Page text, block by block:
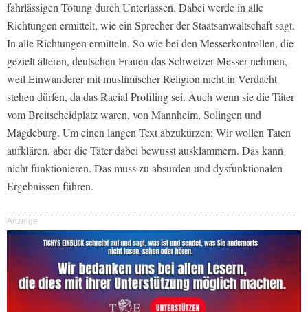
fahrlässigen Tötung durch Unterlassen. Dabei werde in alle
Richtungen ermittelt, wie ein Sprecher der Staatsanwaltschaft sagt.
In alle Richtungen ermitteln. So wie bei den Messerkontrollen, die
gezielt älteren, deutschen Frauen das Schweizer Messer nehmen,
weil Einwanderer mit muslimischer Religion nicht in Verdacht
stehen dürfen, da das Racial Profiling sei. Auch wenn sie die Täter
vom Breitscheidplatz waren, von Mannheim, Solingen und
Magdeburg. Um einen langen Text abzukürzen: Wir wollen Taten
aufklären, aber die Täter dabei bewusst ausklammern. Das kann
nicht funktionieren. Das muss zu absurden und dysfunktionalen
Ergebnissen führen.
Anzeige